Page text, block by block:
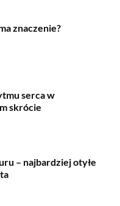
znaczenie?
serca w
skrócie
– najbardziej otyłe